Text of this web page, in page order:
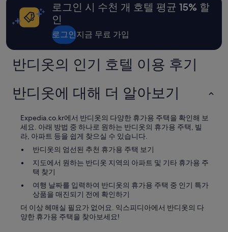
로그인 시 수천 개 호텔 평균 15% 할
인
로그인지금 무료 가입
반디옷의 인기 호텔 이용 후기
반디옷에 대해 더 알아보기
Expedia.co.kr에서 반디옷의 다양한 휴가용 주택을 확인해 보
세요. 아래 방법 중 하나로 원하는 반디옷의 휴가용 주택, 빌
라, 아파트 등을 쉽게 찾으실 수 있습니다.
반디옷의 엄선된 추천 휴가용 주택 보기
지도에서 원하는 반디옷 지역의 아파트 및 기타 휴가용 주
택 찾기
여행 날짜를 입력하여 반디옷의 휴가용 주택 중 인기 특가
상품을 매진되기 전에 확인하기
더 이상 헤매실 필요가 없어요. 익스피디아에서 반디옷의 다
양한 휴가용 주택을 찾아보세요!